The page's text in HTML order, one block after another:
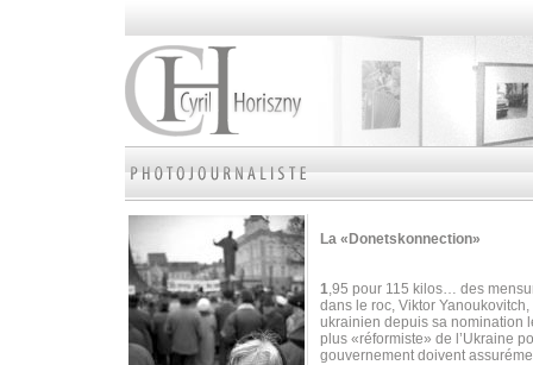
La «Donetskonnection»
1,95 pour 115 kilos… des
dans le roc, Viktor
ukrainien depuis sa nomination
plus «réformiste» de l’Ukraine
gouvernement doivent